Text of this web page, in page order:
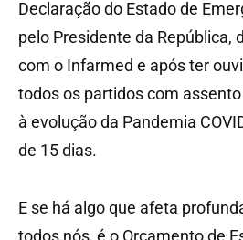
Declaração do Estado de
pelo Presidente da República,
com o Infarmed e após ter
todos os partidos com
à evolução da Pandemia
de 15 dias.
E se há algo que afeta
todos nós, é o Orçamento de